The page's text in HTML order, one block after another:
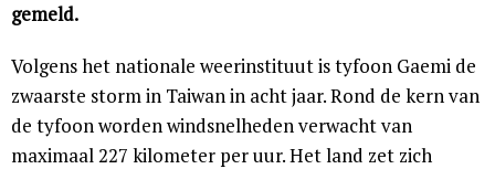
gemeld.
Volgens het nationale weerinstituut is tyfoon Gaemi de
zwaarste storm in Taiwan in acht jaar. Rond de kern van
de tyfoon worden windsnelheden verwacht van
maximaal 227 kilometer per uur. Het land zet zich